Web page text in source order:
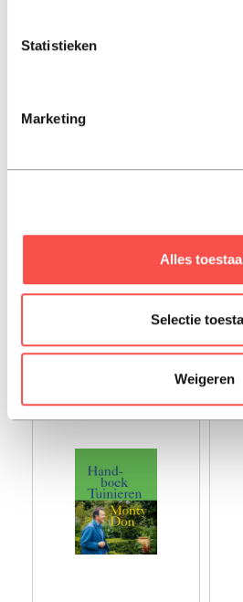
Statistieken
Marketing
Alles
Selectie
Weigeren
Oudolf Gardens bij
rory dusoir
€ 39,99